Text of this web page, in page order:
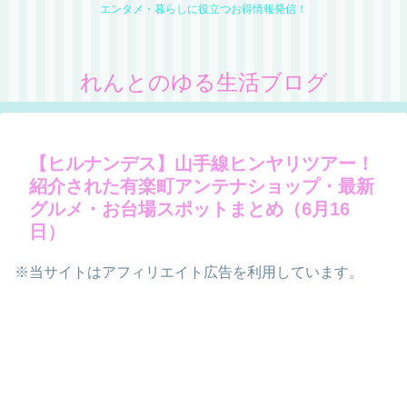
エンタメ・暮らしに役立つお得情報発信！
れんとのゆる生活ブログ
【ヒルナンデス】山手線ヒンヤリツアー！
紹介された有楽町アンテナショップ・最新
グルメ・お台場スポットまとめ（6月16
日）
※当サイトはアフィリエイト広告を利用しています。